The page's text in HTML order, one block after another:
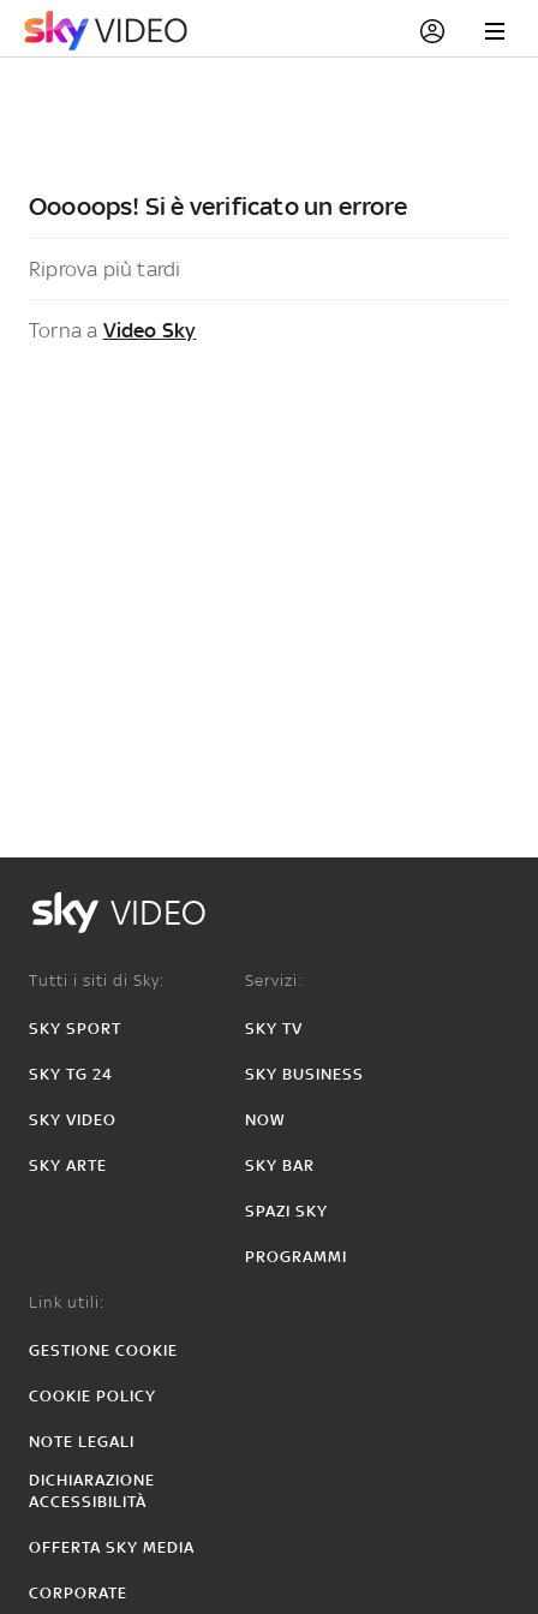
Ooooops! Si è verificato un errore
Riprova più tardi
Torna a Video Sky
VIDEO
Tutti i siti di Sky:
SKY SPORT
SKY TG 24
SKY VIDEO
SKY ARTE
Servizi:
SKY TV
SKY BUSINESS
NOW
SKY BAR
SPAZI SKY
PROGRAMMI
Link utili:
GESTIONE COOKIE
COOKIE POLICY
NOTE LEGALI
DICHIARAZIONE
ACCESSIBILITÀ
OFFERTA SKY MEDIA
CORPORATE